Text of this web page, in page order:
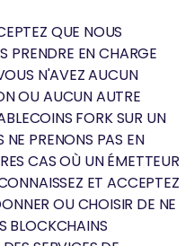
QUE NOUS
PRENDRE EN CHARGE
N'AVEZ AUCUN
OU AUCUN AUTRE
FORK SUR UN
NE PRENONS PAS EN
CAS OÙ UN ÉMETTEUR
ET ACCEPTEZ
OU CHOISIR DE NE
BLOCKCHAINS